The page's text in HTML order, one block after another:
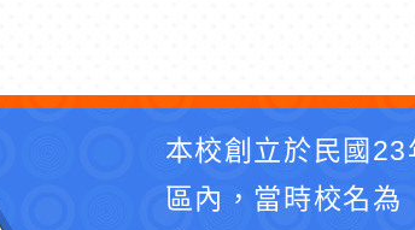
本校創立於民國
區內，當時校名為